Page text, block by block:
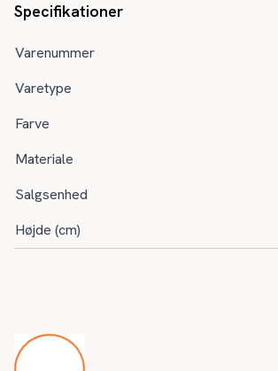
Specifikationer
Varenummer
Varetype
Farve
Materiale
Salgsenhed
Højde (cm)